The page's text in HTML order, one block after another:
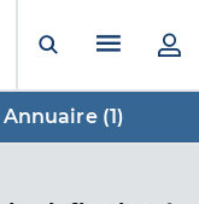
Ouvrir laMenu
Annuaire (1)